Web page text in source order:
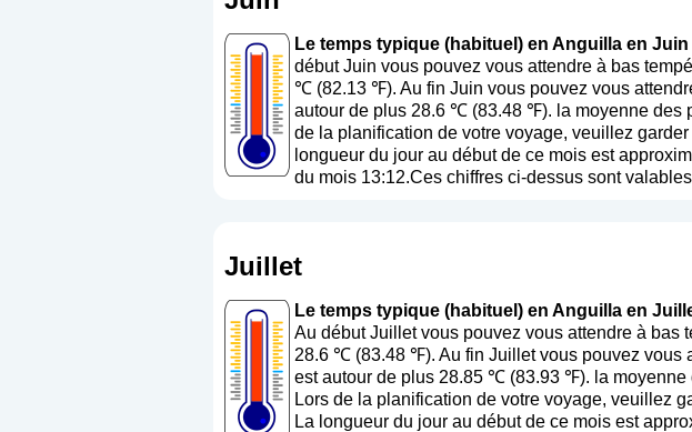
Le temps typique (habituel) en Anguilla en Juin
début Juin vous pouvez vous attendre à bas
℃ (82.13 ℉). Au fin Juin vous pouvez vous
autour de plus 28.6 ℃ (83.48 ℉). la moyenne des
de la planification de votre voyage, veuillez
longueur du jour au début de ce mois est
du mois 13:12.Ces chiffres ci-dessus sont
Juillet
Le temps typique (habituel) en Anguilla en
Au début Juillet vous pouvez vous attendre à bas
28.6 ℃ (83.48 ℉). Au fin Juillet vous pouvez vous
est autour de plus 28.85 ℃ (83.93 ℉). la moyenne
Lors de la planification de votre voyage, veuillez
La longueur du jour au début de ce mois est